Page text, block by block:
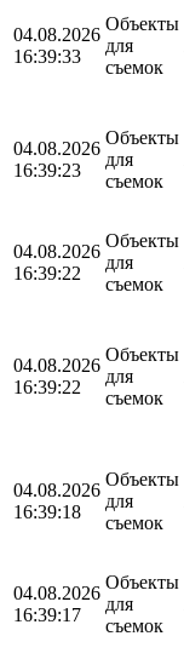
04.08.2026
16:39:33
Объекты
для
съемок
04.08.2026
16:39:23
Объекты
для
съемок
04.08.2026
16:39:22
Объекты
для
съемок
04.08.2026
16:39:22
Объекты
для
съемок
04.08.2026
16:39:18
Объекты
для
съемок
04.08.2026
16:39:17
Объекты
для
съемок